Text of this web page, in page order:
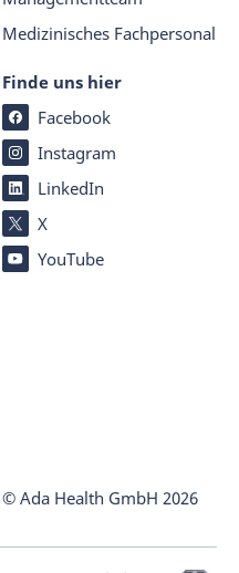
Medizinisches Fachpersonal
Finde uns hier
Facebook
Instagram
LinkedIn
X
YouTube
© Ada Health GmbH 2026